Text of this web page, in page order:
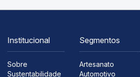
Institucional
Sobre
Sustentabilidade
Segmentos
Artesanato
Automotivo